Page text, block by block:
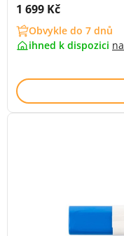
Cena s DPH:
1 699 Kč
Obvykle do 7 dnů
ihned k dispozici na